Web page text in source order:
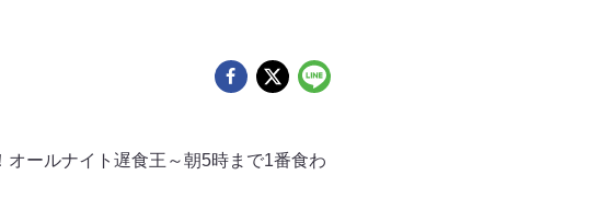
ールナイト遅食王～朝5時まで1番食わ